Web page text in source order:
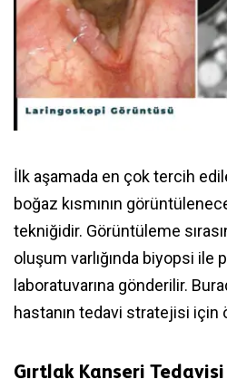
İlk aşamada en çok tercih
boğaz kısmının
tekniğidir. Görüntüleme
oluşum varlığında biyopsi ile
laboratuvarına gönderilir.
hastanın tedavi stratejisi için
Gırtlak Kanseri Tedavisi